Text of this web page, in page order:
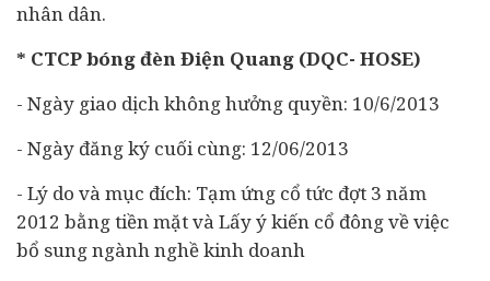
nhân dân.
* CTCP bóng đèn Điện Quang (DQC- HOSE)
- Ngày giao dịch không hưởng quyền: 10/6/2013
- Ngày đăng ký cuối cùng: 12/06/2013
- Lý do và mục đích: Tạm ứng cổ tức đợt 3 năm
2012 bằng tiền mặt và Lấy ý kiến cổ đông về việc
bổ sung ngành nghề kinh doanh